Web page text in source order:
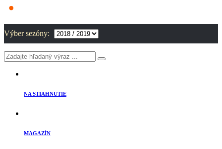
Výber sezóny:
NA STIAHNUTIE
MAGAZÍN